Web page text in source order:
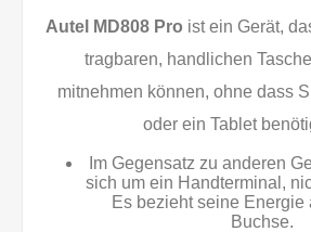
Autel MD808 Pro ist ein Gerät,
tragbaren, handlichen
mitnehmen können, ohne dass
oder ein Tablet
Im Gegensatz zu anderen
sich um ein Handterminal,
Es bezieht seine Energie
Buchse.